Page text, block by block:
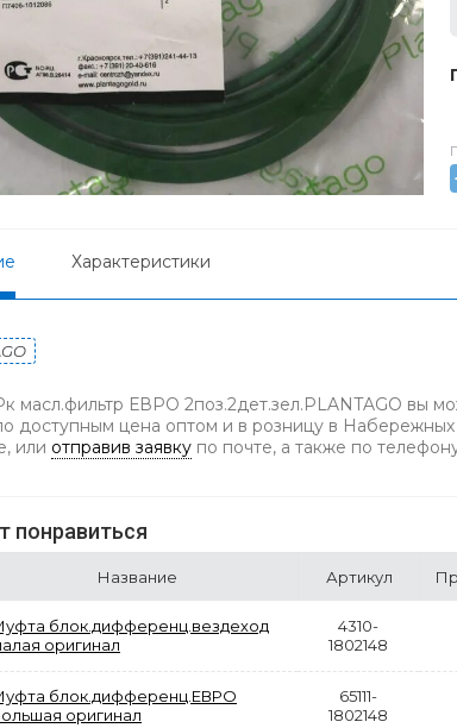
Характеристики
масл.фильтр ЕВРО 2поз.2дет.зел.PLANTAGO вы
доступным цена оптом и в розницу в
или отправив заявку по почте, а также по
понравиться
Название Артикул
блок.дифференц.вездеход
оригинал
4310-
1802148
блок.дифференц.ЕВРО
оригинал
65111-
1802148